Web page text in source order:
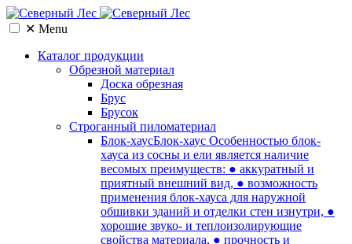
✕ Menu
Каталог продукции
Обрезной материал
Доска обрезная
Брус
Брусок
Cтроганный пиломатериал
Блок-хаусБлок-хаус Особенностью блок-
хауса из сосны и ели является наличие
весомых преимуществ: ● аккуратный и
приятный внешний вид, ● возможность
применения блок-хауса для наружной
обшивки зданий и отделки стен изнутри, ●
хорошие звуко- и теплоизолирующие
свойства материала, ● прочность и